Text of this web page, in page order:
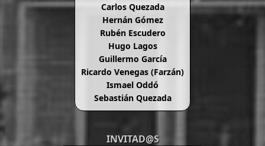
Carlos Quezada
Hernán Gómez
Rubén Escudero
Hugo Lagos
Guillermo García
Ricardo Venegas (Farzán)
Ismael Oddó
Sebastián Quezada
INVITAD@S